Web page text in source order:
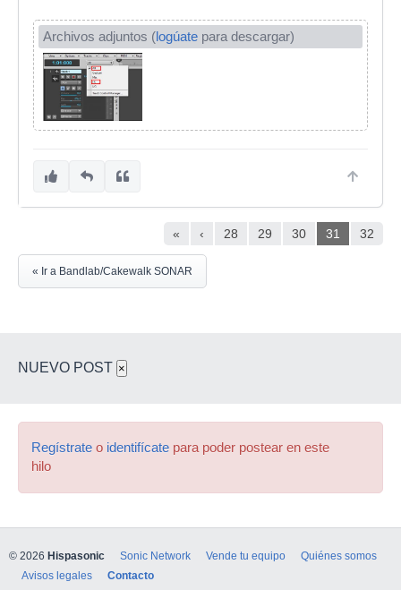
Archivos adjuntos (logúate para descargar)
« ‹ 28 29 30 31 32
« Ir a Bandlab/Cakewalk SONAR
NUEVO POST ×
Regístrate o identifícate para poder postear en este
hilo
© 2026 Hispasonic Sonic Network Vende tu equipo
Quiénes somos
Avisos legales
Contacto